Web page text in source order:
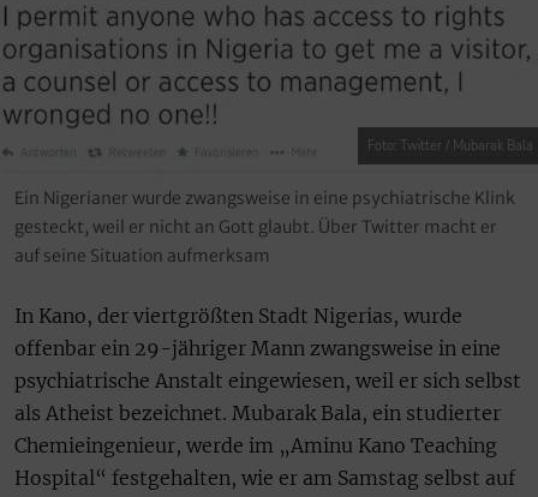
Foto: Twitter / Mubarak Bala
Ein Nigerianer wurde zwangsweise in eine psychiatrische Klink
gesteckt, weil er nicht an Gott glaubt. Über Twitter macht er
auf seine Situation aufmerksam
In Kano, der viertgrößten Stadt Nigerias, wurde
offenbar ein 29-jähriger Mann zwangsweise in eine
psychiatrische Anstalt eingewiesen, weil er sich selbst
als Atheist bezeichnet. Mubarak Bala, ein studierter
Chemieingenieur, werde im „Aminu Kano Teaching
Hospital“ festgehalten, wie er am Samstag selbst auf